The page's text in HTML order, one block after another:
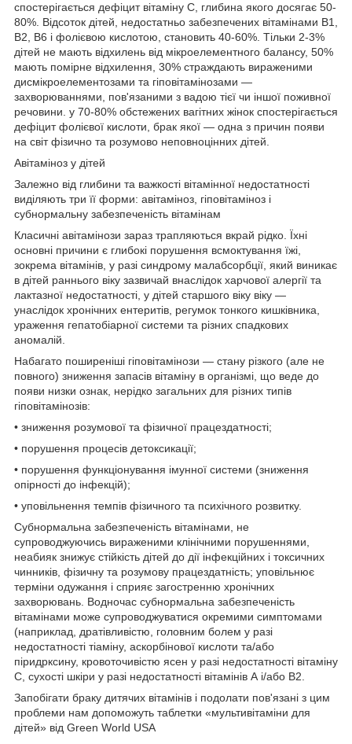
спостерігається дефіцит вітаміну С, глибина якого досягає 50-
80%. Відсоток дітей, недостатньо забезпечених вітамінами В1,
В2, В6 і фолієвою кислотою, становить 40-60%. Тільки 2-3%
дітей не мають відхилень від мікроелементного балансу, 50%
мають помірне відхилення, 30% страждають вираженими
дисмікроелементозами та гіповітамінозами —
захворюваннями, пов'язаними з вадою тієї чи іншої поживної
речовини. у 70-80% обстежених вагітних жінок спостерігається
дефіцит фолієвої кислоти, брак якої — одна з причин появи
на світ фізично та розумово неповноцінних дітей.
Авітаміноз у дітей
Залежно від глибини та важкості вітамінної недостатності
виділяють три її форми: авітаміноз, гіповітаміноз і
субнормальну забезпеченість вітамінам
Класичні авітамінози зараз трапляються вкрай рідко. Їхні
основні причини є глибокі порушення всмоктування їжі,
зокрема вітамінів, у разі синдрому малабсорбції, який виникає
в дітей раннього віку зазвичай внаслідок харчової алергії та
лактазної недостатності, у дітей старшого віку віку —
унаслідок хронічних ентеритів, регумок тонкого кишківника,
ураження гепатобіарної системи та різних спадкових
аномалій.
Набагато поширеніші гіповітамінози — стану різкого (але не
повного) зниження запасів вітаміну в організмі, що веде до
появи низки ознак, нерідко загальних для різних типів
гіповітамінозів:
• зниження розумової та фізичної працездатності;
• порушення процесів детоксикації;
• порушення функціонування імунної системи (зниження
опірності до інфекцій);
• уповільнення темпів фізичного та психічного розвитку.
Субнормальна забезпеченість вітамінами, не
супроводжуючись вираженими клінічними порушеннями,
неабияк знижує стійкість дітей до дії інфекційних і токсичних
чинників, фізичну та розумову працездатність; уповільнює
терміни одужання і сприяє загостренню хронічних
захворювань. Водночас субнормальна забезпеченість
вітамінами може супроводжуватися окремими симптомами
(наприклад, дратівливістю, головним болем у разі
недостатності тіаміну, аскорбінової кислоти та/або
піридрксину, кровоточивістю ясен у разі недостатності вітаміну
С, сухості шкіри у разі недостатності вітамінів А і/або В2.
Запобігати браку дитячих вітамінів і подолати пов'язані з цим
проблеми нам допоможуть таблетки «мультивітаміни для
дітей» від Green World USA